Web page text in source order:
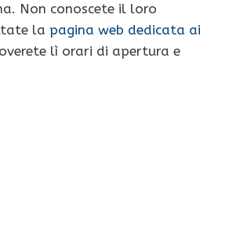
Non conoscete il loro
la pagina web dedicata ai
lì orari di apertura e